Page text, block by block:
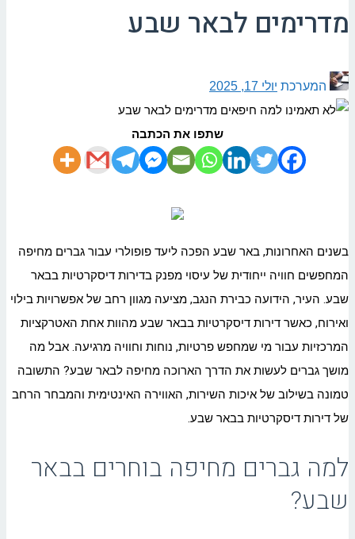
מדרימים לבאר שבע
המערכת יולי 17, 2025
שתפו את הכתבה
בשנים האחרונות, באר שבע הפכה ליעד פופולרי עבור גברים מחיפה
המחפשים חוויה ייחודית של עיסוי מפנק בדירות דיסקרטיות בבאר
שבע. העיר, הידועה כבירת הנגב, מציעה מגוון רחב של אפשרויות בילוי
ואירוח, כאשר דירות דיסקרטיות בבאר שבע מהוות אחת האטרקציות
המרכזיות עבור מי שמחפש פרטיות, נוחות וחוויה מרגיעה. אבל מה
מושך גברים לעשות את הדרך הארוכה מחיפה לבאר שבע? התשובה
טמונה בשילוב של איכות השירות, האווירה האינטימית והמבחר הרחב
של דירות דיסקרטיות בבאר שבע.
למה גברים מחיפה בוחרים בבאר
שבע?